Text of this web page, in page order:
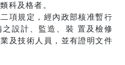
科及格者。
項規定，經內政部核准暫行
設計、監造、裝 置及檢修
及技術人員，並有證明文件